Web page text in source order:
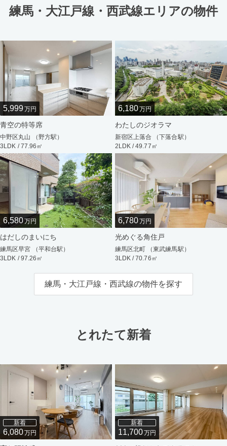
練馬・大江戸線・西武線エリアの物件
5,999万円
青空の特等席
中野区丸山 （野方駅）
3LDK / 77.96㎡
6,180万円
わたしのジオラマ
新宿区上落合 （下落合駅）
2LDK / 49.77㎡
6,580万円
はだしのまいにち
練馬区早宮 （平和台駅）
3LDK / 97.26㎡
6,780万円
光めぐる角住戸
練馬区北町 （東武練馬駅）
3LDK / 70.76㎡
練馬・大江戸線・西武線の物件を探す
とれたて新着
新着
6,080万円
新着
11,700万円